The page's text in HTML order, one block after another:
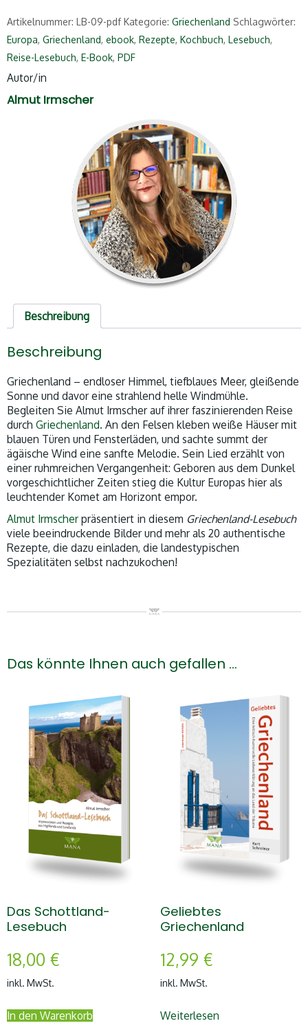
Artikelnummer: LB-09-pdf Kategorie: Griechenland Schlagwörter:
Europa, Griechenland, ebook, Rezepte, Kochbuch, Lesebuch,
Reise-Lesebuch, E-Book, PDF
Autor/in
Almut Irmscher
Beschreibung
Beschreibung
Griechenland – endloser Himmel, tiefblaues Meer, gleißende
Sonne und davor eine strahlend helle Windmühle.
Begleiten Sie Almut Irmscher auf ihrer faszinierenden Reise
durch Griechenland. An den Felsen kleben weiße Häuser mit
blauen Türen und Fensterläden, und sachte summt der
ägäische Wind eine sanfte Melodie. Sein Lied erzählt von
einer ruhmreichen Vergangenheit: Geboren aus dem Dunkel
vorgeschichtlicher Zeiten stieg die Kultur Europas hier als
leuchtender Komet am Horizont empor.
Almut Irmscher präsentiert in diesem Griechenland-Lesebuch
viele beeindruckende Bilder und mehr als 20 authentische
Rezepte, die dazu einladen, die landestypischen
Spezialitäten selbst nachzukochen!
Das könnte Ihnen auch gefallen …
Das Schottland-
Lesebuch
18,00 €
inkl. MwSt.
In den Warenkorb
Geliebtes
Griechenland
12,99 €
inkl. MwSt.
Weiterlesen